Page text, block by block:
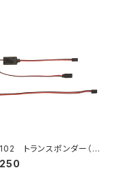
トランスポンダー（ス
/プロトタイプカー）